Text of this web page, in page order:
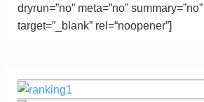
dryrun=”no” meta=”no”
target=”_blank” rel=“noopener”]